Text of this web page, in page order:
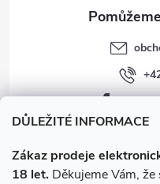
DŮLEŽITÉ INFORMACE
Zákaz prodeje
18 let. Děkujeme Vám,